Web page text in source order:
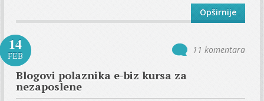
Opširnije
14
FEB
11 komentara
Blogovi polaznika e-biz kursa za
nezaposlene